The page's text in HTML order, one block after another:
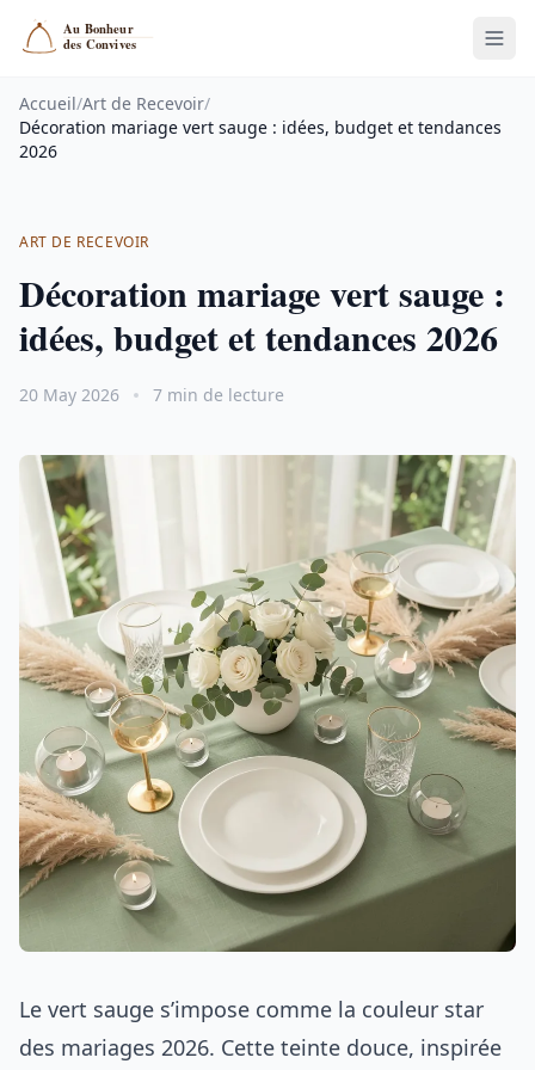
Accueil/Art de Recevoir/
Décoration mariage vert sauge : idées, budget et tendances
2026
ART DE RECEVOIR
Décoration mariage vert sauge :
idées, budget et tendances 2026
20 May 2026 7 min de lecture
Le vert sauge s’impose comme la couleur star
des mariages 2026. Cette teinte douce, inspirée